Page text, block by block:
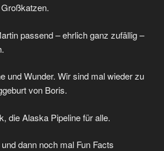
passend – ehrlich ganz zufällig –
und Wunder. Wir sind mal wieder zu
von Boris.
die Alaska Pipeline für alle.
dann noch mal Fun Facts